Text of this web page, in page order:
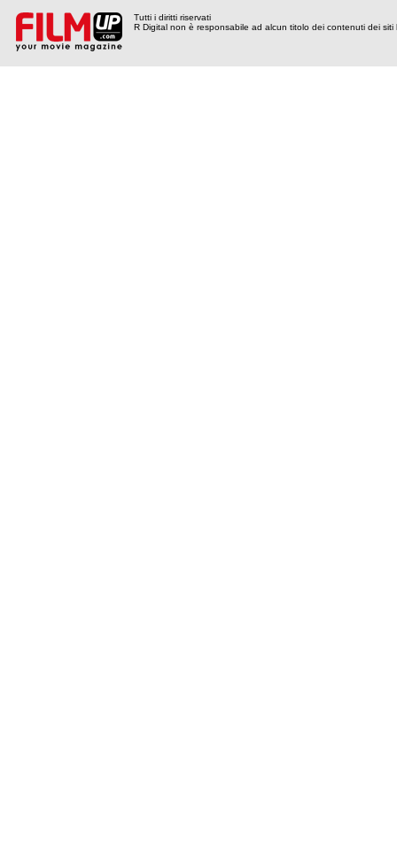
Tutti i diritti riservati
R Digital non è responsabile ad alcun titolo dei contenuti dei siti